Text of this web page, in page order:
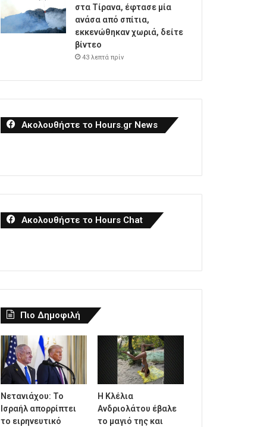
στα Τίρανα, έφτασε μία
ανάσα από σπίτια,
εκκενώθηκαν χωριά, δείτε
βίντεο
43 λεπτά πρίν
Ακολουθήστε το Hours.gr News
Ακολουθήστε το Hours Chat
Πιο Δημοφιλή
Νετανιάχου: Το
Ισραήλ απορρίπτει
το ειρηνευτικό
Η Κλέλια
Ανδριολάτου έβαλε
το μαγιό της και